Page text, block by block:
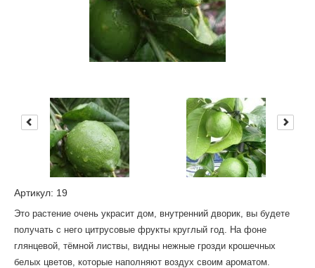
Артикул: 19
Это растение очень украсит дом, внутренний дворик, вы будете
получать с него цитрусовые фрукты круглый год. На фоне
глянцевой, тёмной листвы, видны нежные грозди крошечных
белых цветов, которые наполняют воздух своим ароматом.